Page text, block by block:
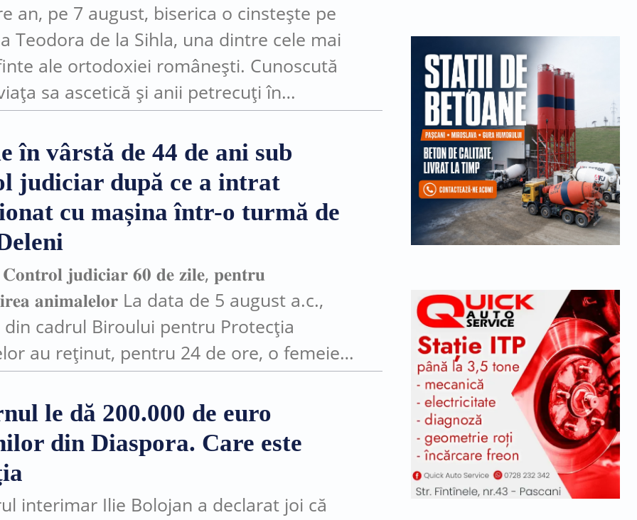
an, pe 7 august, biserica o cinstește pe
Teodora de la Sihla, una dintre cele mai
ale ortodoxiei românești. Cunoscută
sa ascetică și anii petrecuți în
și nevoință, ea este considerată...
în vârstă de 44 de ani sub
judiciar după ce a intrat
cu mașina într-o turmă de
𝐣𝐮𝐝𝐢𝐜𝐢𝐚𝐫 𝟔𝟎 𝐝𝐞 𝐳𝐢𝐥𝐞, 𝐩𝐞𝐧𝐭𝐫𝐮
La data de 5 august a.c.,
cadrul Biroului pentru Protecția
au reținut, pentru 24 de ore, o femeie,
ani, bănuită de săvârșirea infracțiunii
le dă 200.000 de euro
din Diaspora. Care este
interimar Ilie Bolojan a declarat joi că